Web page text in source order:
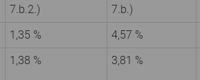
7.b.2.)
7.b.)
1,35 % 4,57 %
1,38 % 3,81 %